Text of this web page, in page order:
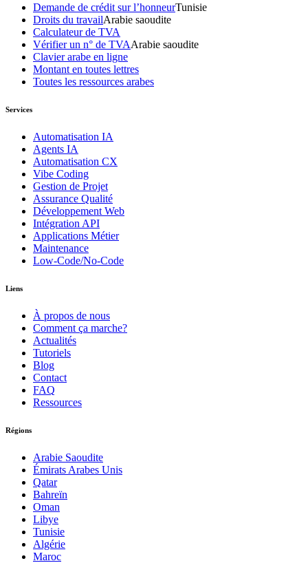
Demande de crédit sur l’honneurTunisie
Droits du travailArabie saoudite
Calculateur de TVA
Vérifier un n° de TVAArabie saoudite
Clavier arabe en ligne
Montant en toutes lettres
Toutes les ressources arabes
Services
Automatisation IA
Agents IA
Automatisation CX
Vibe Coding
Gestion de Projet
Assurance Qualité
Développement Web
Intégration API
Applications Métier
Maintenance
Low-Code/No-Code
Liens
À propos de nous
Comment ça marche?
Actualités
Tutoriels
Blog
Contact
FAQ
Ressources
Régions
Arabie Saoudite
Émirats Arabes Unis
Qatar
Bahreïn
Oman
Libye
Tunisie
Algérie
Maroc